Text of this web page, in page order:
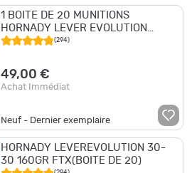
1 BOITE DE 20 MUNITIONS
HORNADY LEVER EVOLUTION
CALIBRE 30-30 160 GR FTX NEUVE
(294)
49,00 €
Achat Immédiat
Neuf - Dernier exemplaire
HORNADY LEVEREVOLUTION 30-
30 160GR FTX(BOITE DE 20)